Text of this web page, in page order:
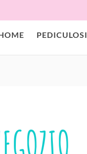
PEDICULOSI